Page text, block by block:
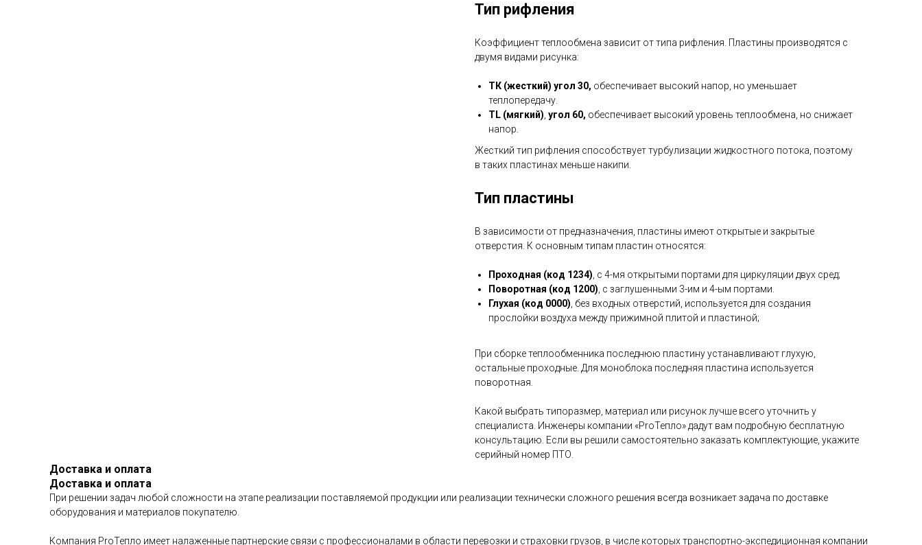
Тип рифления
Коэффициент теплообмена зависит от типа рифления. Пластины производятся с
двумя видами рисунка:
ТК (жесткий) угол 30, обеспечивает высокий напор, но уменьшает
теплопередачу.
TL (мягкий), угол 60, обеспечивает высокий уровень теплообмена, но снижает
напор.
Жесткий тип рифления способствует турбулизации жидкостного потока, поэтому
в таких пластинах меньше накипи.
Тип пластины
В зависимости от предназначения, пластины имеют открытые и закрытые
отверстия. К основным типам пластин относятся:
Проходная (код 1234), с 4-мя открытыми портами для циркуляции двух сред;
Поворотная (код 1200), с заглушенными 3-им и 4-ым портами.
Глухая (код 0000), без входных отверстий, используется для создания
прослойки воздуха между прижимной плитой и пластиной;
При сборке теплообменника последнюю пластину устанавливают глухую,
остальные проходные. Для моноблока последняя пластина используется
поворотная.
Какой выбрать типоразмер, материал или рисунок лучше всего уточнить у
специалиста. Инженеры компании «ProТепло» дадут вам подробную бесплатную
консультацию. Если вы решили самостоятельно заказать комплектующие, укажите
серийный номер ПТО.
Доставка и оплата
Доставка и оплата
При решении задач любой сложности на этапе реализации поставляемой продукции или реализации технически сложного решения всегда возникает задача по доставке
оборудования и материалов покупателю.
Компания ProТепло имеет налаженные партнерские связи с профессионалами в области перевозки и страховки грузов, в числе которых транспортно-экспедиционная компании